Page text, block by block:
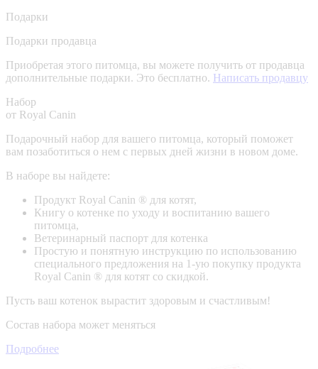
Подарки
Подарки продавца
Приобретая этого питомца, вы можете получить от продавца
дополнительные подарки. Это бесплатно. Написать продавцу
Набор
от Royal Canin
Подарочный набор для вашего питомца, который поможет
вам позаботиться о нем с первых дней жизни в новом доме.
В наборе вы найдете:
Продукт Royal Canin ® для котят,
Книгу о котенке по уходу и воспитанию вашего
питомца,
Ветеринарный паспорт для котенка
Простую и понятную инструкцию по использованию
специального предложения на 1-ую покупку продукта
Royal Canin ® для котят со скидкой.
Пусть ваш котенок вырастит здоровым и счастливым!
Состав набора может меняться
Подробнее